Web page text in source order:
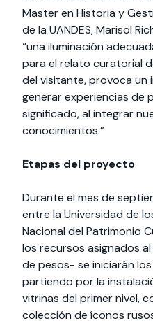
Master en Historia y
de la UANDES, Marisol
“una iluminación
para el relato curatorial
del visitante, provoca un
generar experiencias de
significado, al integrar
conocimientos.”
Etapas del proyecto
Durante el mes de
entre la Universidad de
Nacional del Patrimonio
los recursos asignados
de pesos- se iniciarán
partiendo por la
vitrinas del primer nivel,
colección de íconos